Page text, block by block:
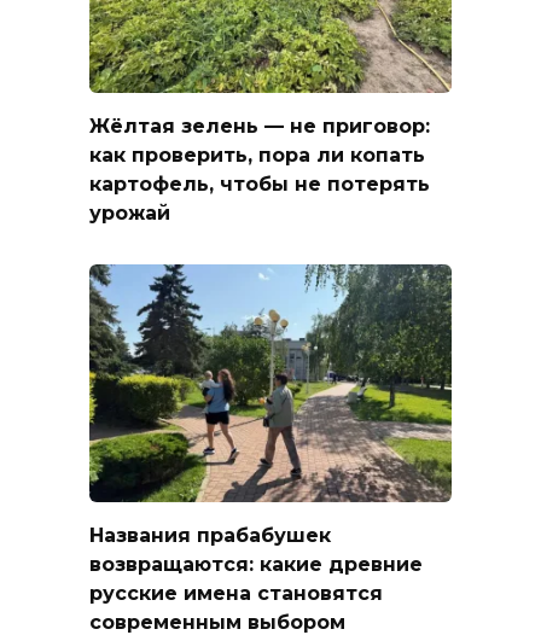
Жёлтая зелень — не приговор:
как проверить, пора ли копать
картофель, чтобы не потерять
урожай
Названия прабабушек
возвращаются: какие древние
русские имена становятся
современным выбором